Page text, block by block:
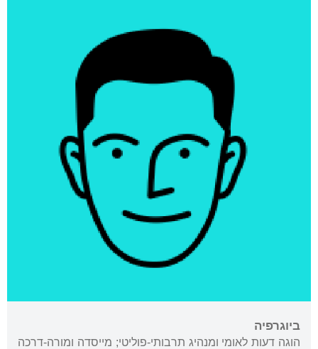
ביוגרפיה
הוגה דעות לאומי ומנהיג תרבותי-פוליטי; מייסדה ומורה-דרכה